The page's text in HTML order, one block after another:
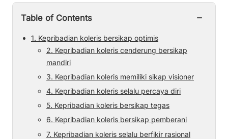
Table of Contents −
1. Kepribadian koleris bersikap optimis
2. Kepribadian koleris cenderung bersikap
mandiri
3. Kepribadian koleris memiliki sikap visioner
4. Kepribadian koleris selalu percaya diri
5. Kepribadian koleris bersikap tegas
6. Kepribadian koleris bersikap pemberani
7. Kepribadian koleris selalu berfikir rasional